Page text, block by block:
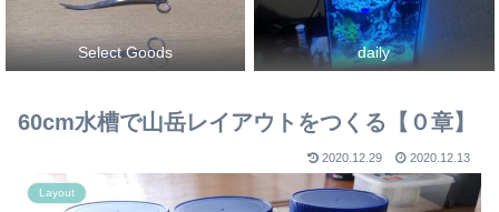
Select Goods daily
60cm水槽で山岳レイアウトをつくる【０章】
2020.12.29 2020.12.13
Layout